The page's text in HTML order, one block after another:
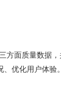
优化用户体验。